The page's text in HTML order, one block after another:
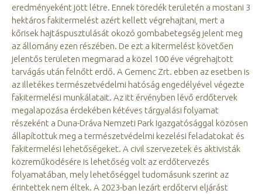
eredményeként jött létre. Ennek töredék területén a mostani 3
hektáros fakitermelést azért kellett végrehajtani, mert a
kőrisek hajtáspusztulását okozó gombabetegség jelent meg
az állomány ezen részében. De ezt a kitermelést követően
jelentős területen megmarad a közel 100 éve végrehajtott
tarvágás után felnőtt erdő. A Gemenc Zrt. ebben az esetben is
az illetékes természetvédelmi hatóság engedélyével végezte
fakitermelési munkálatait. Az itt érvényben lévő erdőtervek
megalapozása érdekében kétéves tárgyalási folyamat
részeként a Duna-Dráva Nemzeti Park Igazgatósággal közösen
állapítottuk meg a természetvédelmi kezelési feladatokat és
fakitermelési lehetőségeket. A civil szervezetek és aktivisták
közreműködésére is lehetőség volt az erdőtervezés
folyamatában, mely lehetőséggel tudomásunk szerint az
érintettek nem éltek. A 2023-ban lezárt erdőtervi eljárást